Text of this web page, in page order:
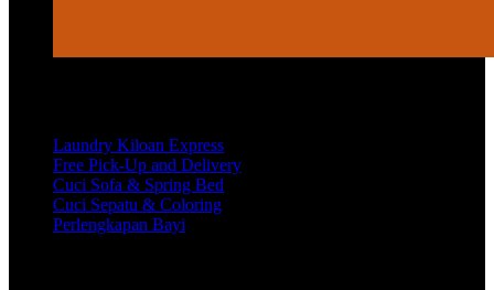
Laundry Kiloan Express
Free Pick-Up and Delivery
Cuci Sofa & Spring Bed
Cuci Sepatu & Coloring
Perlengkapan Bayi